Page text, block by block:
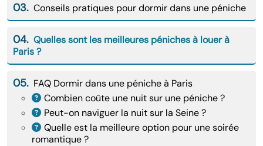
03. Conseils pratiques pour dormir dans une péniche
04. Quelles sont les meilleures péniches à louer à
Paris ?
05. FAQ Dormir dans une péniche à Paris
Combien coûte une nuit sur une péniche ?
Peut-on naviguer la nuit sur la Seine ?
Quelle est la meilleure option pour une soirée
romantique ?